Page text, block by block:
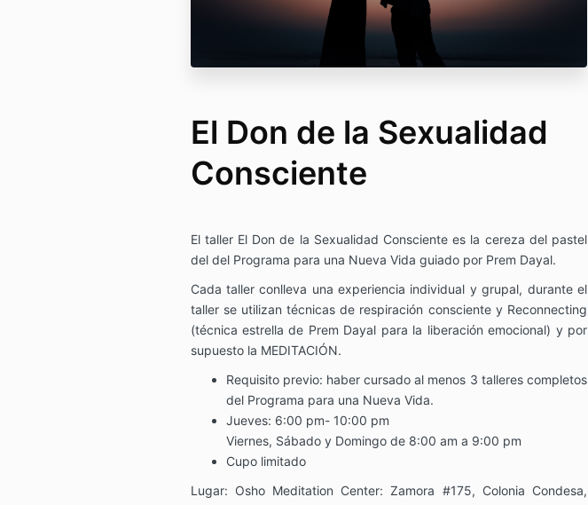
El Don de la Sexualidad
Consciente
El taller El Don de la Sexualidad Consciente es la cereza del pastel
del del Programa para una Nueva Vida guiado por Prem Dayal.
Cada taller conlleva una experiencia individual y grupal, durante el
taller se utilizan técnicas de respiración consciente y Reconnecting
(técnica estrella de Prem Dayal para la liberación emocional) y por
supuesto la MEDITACIÓN.
Requisito previo: haber cursado al menos 3 talleres completos
del Programa para una Nueva Vida.
Jueves: 6:00 pm- 10:00 pm
Viernes, Sábado y Domingo de 8:00 am a 9:00 pm
Cupo limitado
Lugar: Osho Meditation Center: Zamora #175, Colonia Condesa,